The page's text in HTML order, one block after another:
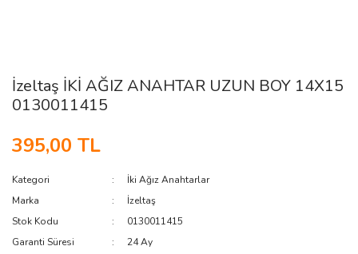
İzeltaş İKİ AĞIZ ANAHTAR UZUN BOY 14X15
0130011415
395,00 TL
Kategori
İki Ağız Anahtarlar
Marka
İzeltaş
Stok Kodu
0130011415
Garanti Süresi
24 Ay